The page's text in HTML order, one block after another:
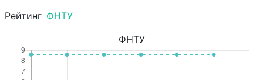
Рейтинг ФНТУ
ФНТУ